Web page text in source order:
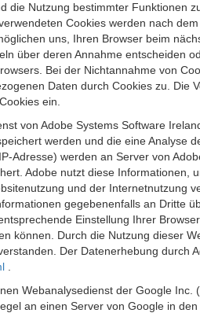
die Nutzung bestimmter Funktionen
Cookies werden nach
uns, Ihren Browser beim
über deren Annahme entscheiden
Bei der Nichtannahme von
Daten durch Cookies zu.
ein.
von Adobe Systems Software
werden und die eine
Adresse) werden an Server von
Adobe nutzt diese
und der Internetnutzung
gegebenenfalls an Dritte
Einstellung Ihrer
können. Durch die Nutzung dieser
Der Datenerhebung
Webanalysedienst der Google Inc.
an einen Server von Google in